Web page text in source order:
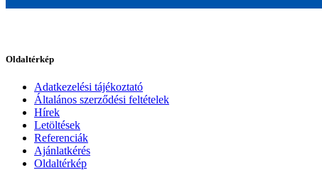
Oldaltérkép
Adatkezelési tájékoztató
Általános szerződési feltételek
Hírek
Letöltések
Referenciák
Ajánlatkérés
Oldaltérkép